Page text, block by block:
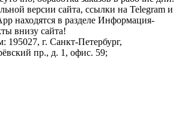
версии сайта, ссылки на Telegram и
находятся в разделе Информация-
внизу сайта!
195027, г. Санкт-Петербург,
пр., д. 1, офис. 59;